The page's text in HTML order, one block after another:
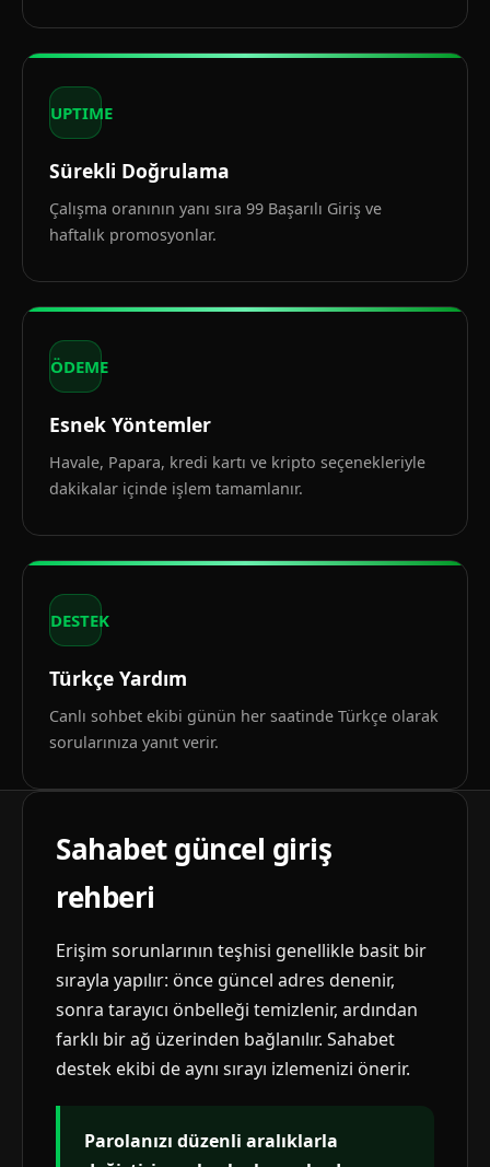
UPTIME
Sürekli Doğrulama
Çalışma oranının yanı sıra 99 Başarılı Giriş ve
haftalık promosyonlar.
ÖDEME
Esnek Yöntemler
Havale, Papara, kredi kartı ve kripto seçenekleriyle
dakikalar içinde işlem tamamlanır.
DESTEK
Türkçe Yardım
Canlı sohbet ekibi günün her saatinde Türkçe olarak
sorularınıza yanıt verir.
Sahabet güncel giriş
rehberi
Erişim sorunlarının teşhisi genellikle basit bir
sırayla yapılır: önce güncel adres denenir,
sonra tarayıcı önbelleği temizlenir, ardından
farklı bir ağ üzerinden bağlanılır. Sahabet
destek ekibi de aynı sırayı izlemenizi önerir.
Parolanızı düzenli aralıklarla